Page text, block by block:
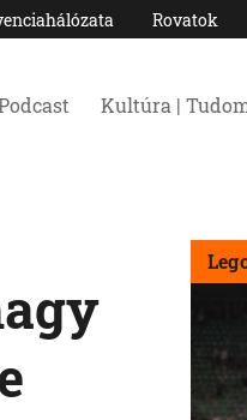
Rovatok
Kultúra |